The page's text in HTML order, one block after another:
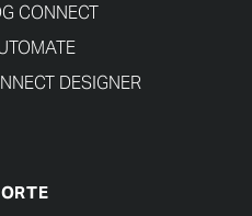
CONNECT
DESIGNER